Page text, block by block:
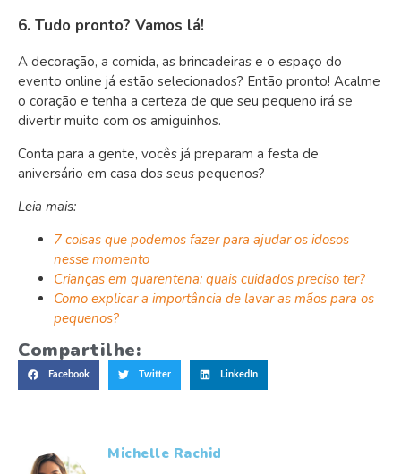
6. Tudo pronto? Vamos lá!
A decoração, a comida, as brincadeiras e o espaço do
evento online já estão selecionados? Então pronto! Acalme
o coração e tenha a certeza de que seu pequeno irá se
divertir muito com os amiguinhos.
Conta para a gente, vocês já preparam a festa de
aniversário em casa dos seus pequenos?
Leia mais:
7 coisas que podemos fazer para ajudar os idosos
nesse momento
Crianças em quarentena: quais cuidados preciso ter?
Como explicar a importância de lavar as mãos para os
pequenos?
Compartilhe:
Facebook Twitter LinkedIn
Michelle Rachid